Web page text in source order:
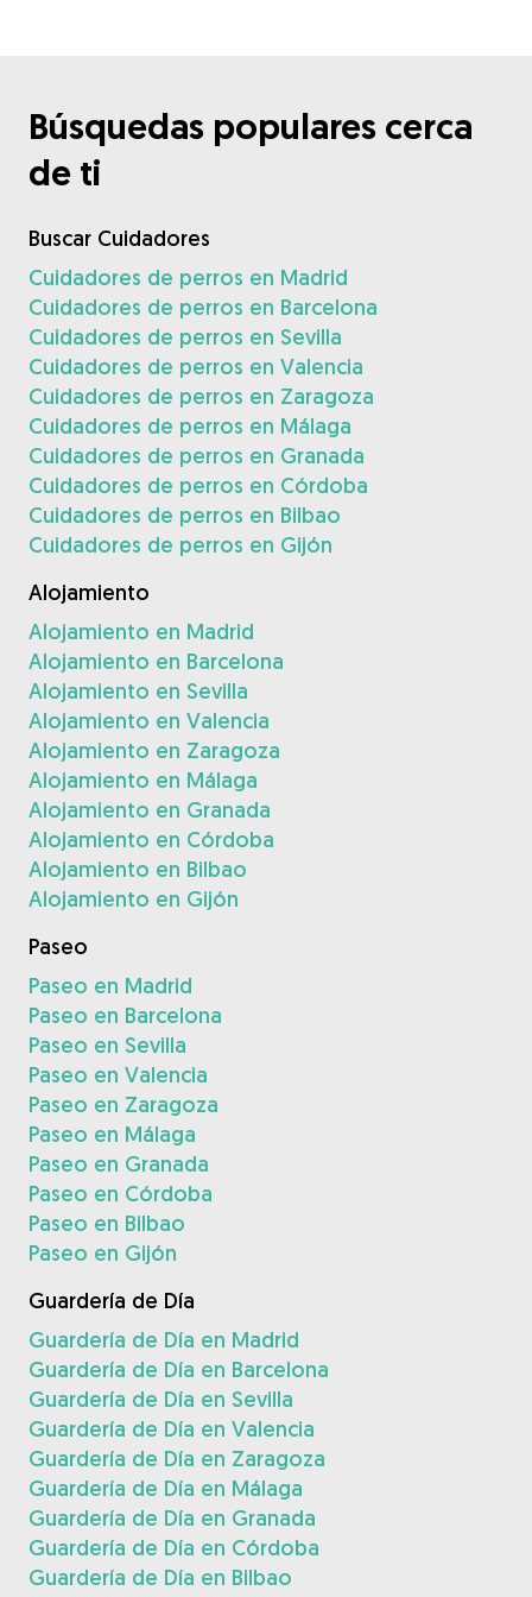
Búsquedas populares cerca
de ti
Buscar Cuidadores
Cuidadores de perros en Madrid
Cuidadores de perros en Barcelona
Cuidadores de perros en Sevilla
Cuidadores de perros en Valencia
Cuidadores de perros en Zaragoza
Cuidadores de perros en Málaga
Cuidadores de perros en Granada
Cuidadores de perros en Córdoba
Cuidadores de perros en Bilbao
Cuidadores de perros en Gijón
Alojamiento
Alojamiento en Madrid
Alojamiento en Barcelona
Alojamiento en Sevilla
Alojamiento en Valencia
Alojamiento en Zaragoza
Alojamiento en Málaga
Alojamiento en Granada
Alojamiento en Córdoba
Alojamiento en Bilbao
Alojamiento en Gijón
Paseo
Paseo en Madrid
Paseo en Barcelona
Paseo en Sevilla
Paseo en Valencia
Paseo en Zaragoza
Paseo en Málaga
Paseo en Granada
Paseo en Córdoba
Paseo en Bilbao
Paseo en Gijón
Guardería de Día
Guardería de Día en Madrid
Guardería de Día en Barcelona
Guardería de Día en Sevilla
Guardería de Día en Valencia
Guardería de Día en Zaragoza
Guardería de Día en Málaga
Guardería de Día en Granada
Guardería de Día en Córdoba
Guardería de Día en Bilbao